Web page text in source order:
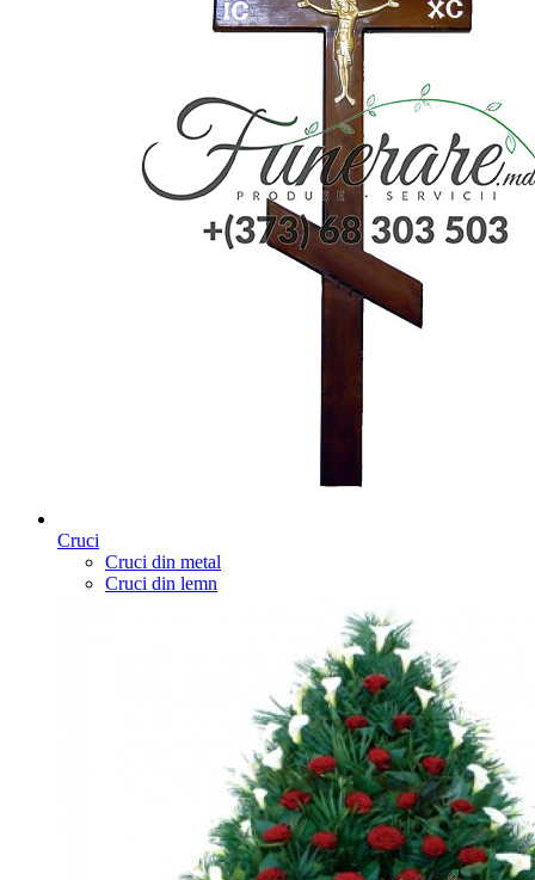
Cruci
Cruci din metal
Cruci din lemn